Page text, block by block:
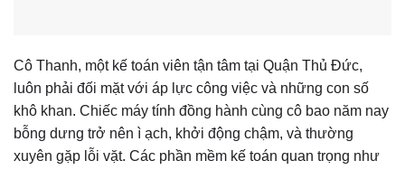
Cô Thanh, một kế toán viên tận tâm tại Quận Thủ Đức,
luôn phải đối mặt với áp lực công việc và những con số
khô khan. Chiếc máy tính đồng hành cùng cô bao năm nay
bỗng dưng trở nên ì ạch, khởi động chậm, và thường
xuyên gặp lỗi vặt. Các phần mềm kế toán quan trọng như